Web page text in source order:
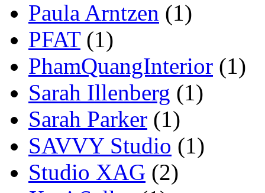
Paula Arntzen (1)
PFAT(1)
PhamQuangInterior (1)
Sarah Illenberg (1)
Sarah Parker (1)
SAVVY Studio (1)
Studio XAG (2)